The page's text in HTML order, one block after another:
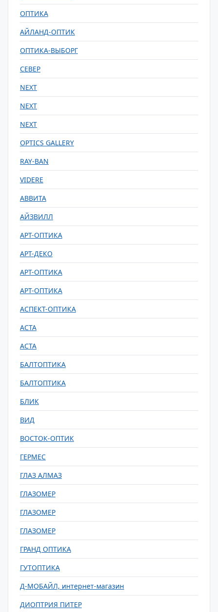
ОПТИКА
АЙЛАНД-ОПТИК
ОПТИКА-ВЫБОРГ
СЕВЕР
NEXT
NEXT
NEXT
OPTICS GALLERY
RAY-BAN
VIDERE
АВВИТА
АЙЗВИЛЛ
АРТ-ОПТИКА
АРТ-ДЕКО
АРТ-ОПТИКА
АРТ-ОПТИКА
АСПЕКТ-ОПТИКА
АСТА
АСТА
БАЛТОПТИКА
БАЛТОПТИКА
БЛИК
ВИД
ВОСТОК-ОПТИК
ГЕРМЕС
ГЛАЗ АЛМАЗ
ГЛАЗОМЕР
ГЛАЗОМЕР
ГЛАЗОМЕР
ГРАНД ОПТИКА
ГУТОПТИКА
Д-МОБАЙЛ, интернет-магазин
ДИОПТРИЯ ПИТЕР